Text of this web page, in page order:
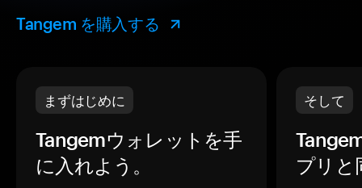
Tangem を購入する
まずはじめに
Tangemウォレットを手
に入れよう。
そして
プリと